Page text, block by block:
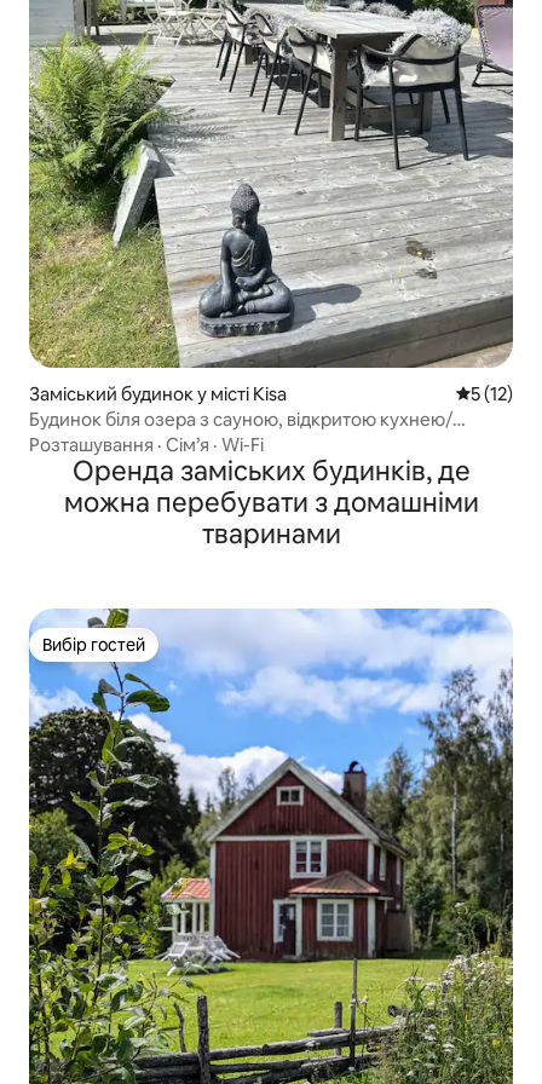
Заміський будинок у місті Kisa Середня
5 (12)
Будинок біля озера з сауною, відкритою кухнею/
гідромасажною ванною!
Розташування · Сім’я · Wi-Fi
Оренда заміських будинків, де
можна перебувати з домашніми
тваринами
Вибір гостей
Вибір гостей